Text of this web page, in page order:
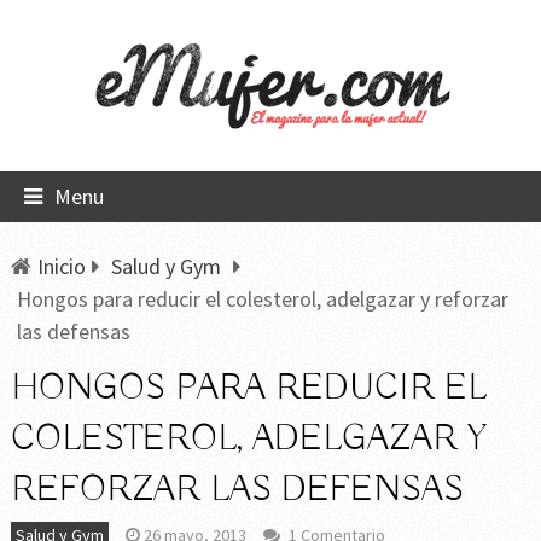
Menu
Inicio
Salud y Gym
Hongos para reducir el colesterol, adelgazar y reforzar
las defensas
HONGOS PARA REDUCIR EL
COLESTEROL, ADELGAZAR Y
REFORZAR LAS DEFENSAS
Salud y Gym 26 mayo, 2013 1 Comentario